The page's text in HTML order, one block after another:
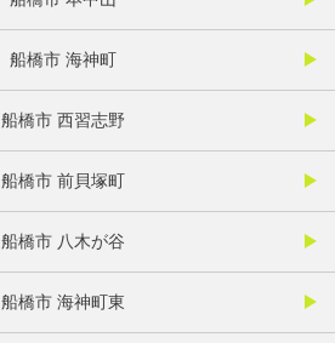
船橋市 海神町
船橋市 西習志野
船橋市 前貝塚町
船橋市 八木が谷
船橋市 海神町東